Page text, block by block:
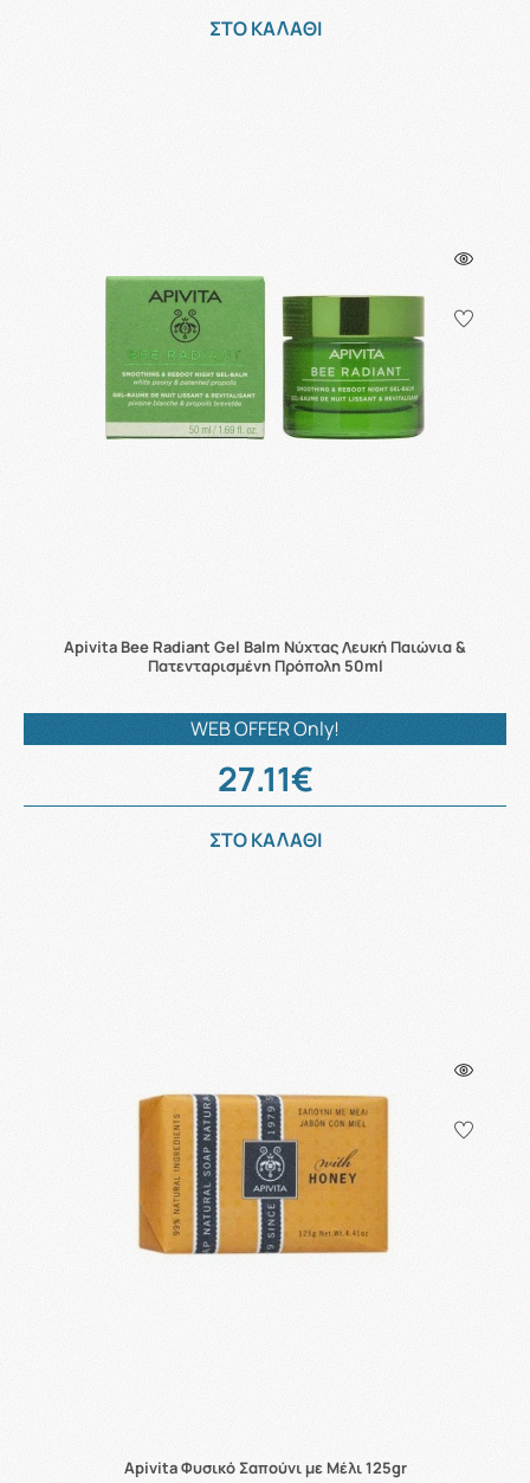
ΣΤΟ ΚΑΛΑΘΙ
Apivita Bee Radiant Gel Balm Νύχτας Λευκή Παιώνια &
Πατενταρισμένη Πρόπολη 50ml
WEB OFFER Only!
27.11€
ΣΤΟ ΚΑΛΑΘΙ
Apivita Φυσικό Σαπούνι με Μέλι 125gr